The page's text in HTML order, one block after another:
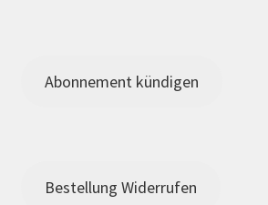
Abonnement kündigen
Bestellung Widerrufen